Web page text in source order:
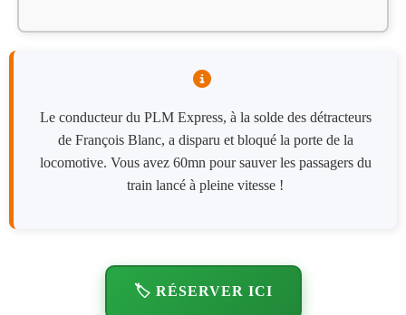
Le conducteur du PLM Express, à la solde des détracteurs
de François Blanc, a disparu et bloqué la porte de la
locomotive. Vous avez 60mn pour sauver les passagers du
train lancé à pleine vitesse !
🏷️ RÉSERVER ICI